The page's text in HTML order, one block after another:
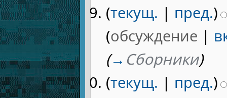
(текущ. | пред.)
(обсуждение |
(→ Сборники)
(текущ. | пред.)